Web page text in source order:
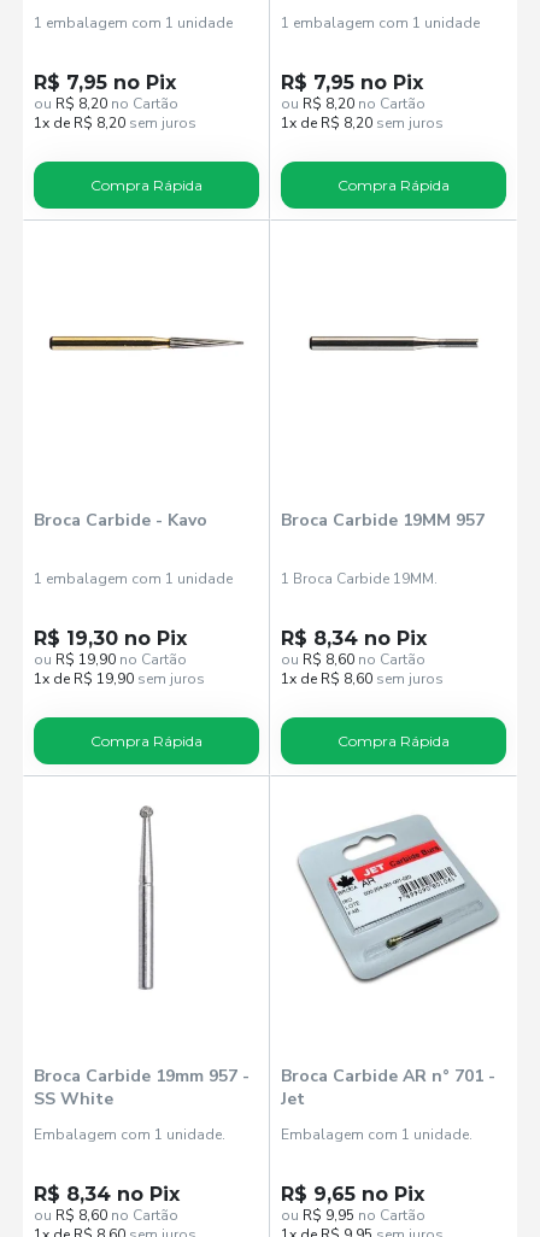
1 embalagem com 1 unidade
R$ 7,95 no Pix
ou R$ 8,20 no Cartão
1x de R$ 8,20 sem juros
Compra Rápida
1 embalagem com 1 unidade
R$ 7,95 no Pix
ou R$ 8,20 no Cartão
1x de R$ 8,20 sem juros
Compra Rápida
Broca Carbide - Kavo
1 embalagem com 1 unidade
R$ 19,30 no Pix
ou R$ 19,90 no Cartão
1x de R$ 19,90 sem juros
Compra Rápida
Broca Carbide 19MM 957
1 Broca Carbide 19MM.
R$ 8,34 no Pix
ou R$ 8,60 no Cartão
1x de R$ 8,60 sem juros
Compra Rápida
Broca Carbide 19mm 957 -
SS White
Embalagem com 1 unidade.
R$ 8,34 no Pix
ou R$ 8,60 no Cartão
Broca Carbide AR n° 701 -
Jet
Embalagem com 1 unidade.
R$ 9,65 no Pix
ou R$ 9,95 no Cartão